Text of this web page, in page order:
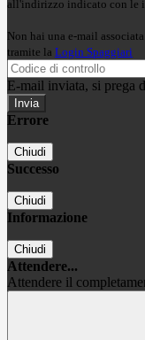
all'indirizzo indicato con le
Non hai una e-mail
tramite la Login Spaggiari
E-mail inviata, si prega
Errore
Chiudi
Successo
Chiudi
Informazione
Chiudi
Attendere...
Attendere il